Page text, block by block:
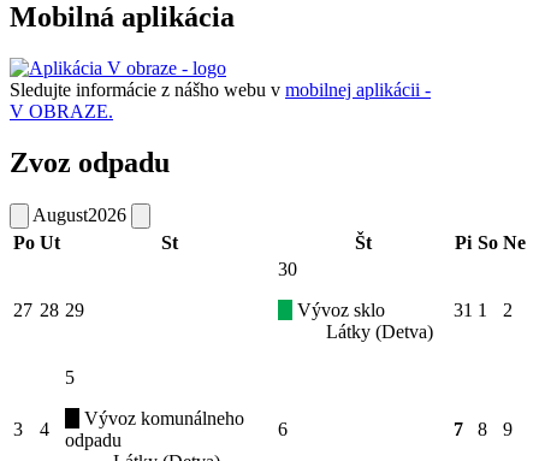
Mobilná aplikácia
Sledujte informácie z nášho webu v mobilnej aplikácii -
V OBRAZE.
Zvoz odpadu
August2026
Po Ut St Št Pi So Ne
27 28 29
30
Vývoz sklo
Látky (Detva)
31 1 2
3 4
5
Vývoz komunálneho
odpadu
6 7 8 9